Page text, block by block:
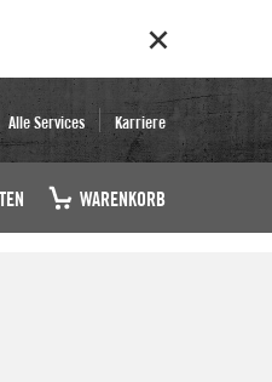
Alle Services Karriere
WARENKORB